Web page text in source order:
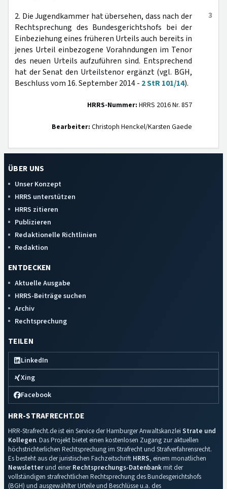
3
2. Die Jugendkammer hat übersehen, dass nach der
Rechtsprechung des Bundesgerichtshofs bei der
Einbeziehung eines früheren Urteils auch bereits in
jenes Urteil einbezogene Vorahndungen im Tenor
des neuen Urteils aufzuführen sind. Entsprechend
hat der Senat den Urteilstenor ergänzt (vgl. BGH,
Beschluss vom 16. September 2014 - 2 StR 101/14).
HRRS-Nummer: HRRS 2016 Nr. 857
Bearbeiter: Christoph Henckel/Karsten Gaede
ÜBER UNS
Unser Konzept
HRRS unterstützen
HRRS zitieren
Publizieren
Redaktionelle Richtlinien
Redaktion
ENTDECKEN
Aktuelle Ausgabe
HRRS-Beiträge suchen
Archiv
Rechtsprechung
TEILEN
LinkedIn
Xing
Facebook
HRR-STRAFRECHT.DE
HRR-Strafrecht.de ist ein Service der Hamburger Anwaltskanzlei Strate und
Kollegen. Das Projekt bietet einen kostenlosen Zugang zur aktuellen
höchstrichterlichen Rechtsprechung im Strafrecht und Strafverfahrensrecht.
Es besteht aus der juristischen Fachzeitschrift HRRS, einem monatlichen
Newsletterund einerRechtsprechungs-Datenbankmit der
vollständigen strafrechtlichen Rechtsprechung des Bundesgerichtshofs
(BGH) und ausgewählter Urteile und Beschlüsse u.a. des